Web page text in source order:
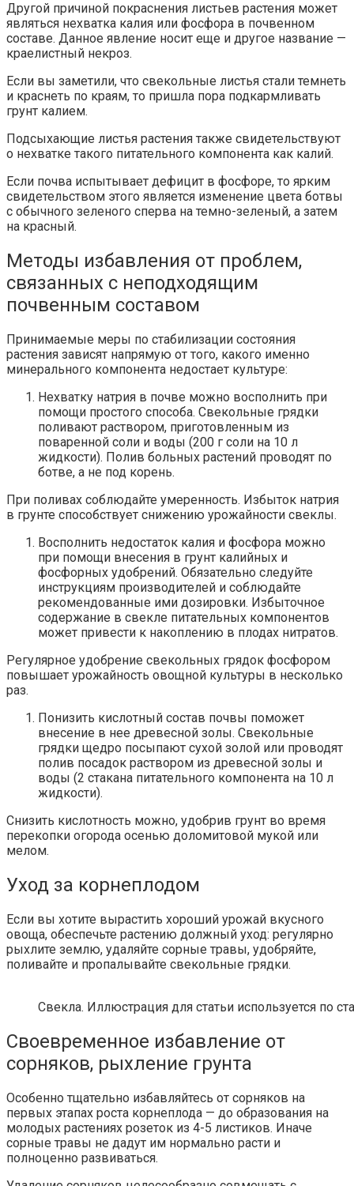
Другой причиной покраснения листьев растения может
являться нехватка калия или фосфора в почвенном
составе. Данное явление носит еще и другое название —
краелистный некроз.
Если вы заметили, что свекольные листья стали темнеть
и краснеть по краям, то пришла пора подкармливать
грунт калием.
Подсыхающие листья растения также свидетельствуют
о нехватке такого питательного компонента как калий.
Если почва испытывает дефицит в фосфоре, то ярким
свидетельством этого является изменение цвета ботвы
с обычного зеленого сперва на темно-зеленый, а затем
на красный.
Методы избавления от проблем,
связанных с неподходящим
почвенным составом
Принимаемые меры по стабилизации состояния
растения зависят напрямую от того, какого именно
минерального компонента недостает культуре:
Нехватку натрия в почве можно восполнить при
помощи простого способа. Свекольные грядки
поливают раствором, приготовленным из
поваренной соли и воды (200 г соли на 10 л
жидкости). Полив больных растений проводят по
ботве, а не под корень.
При поливах соблюдайте умеренность. Избыток натрия
в грунте способствует снижению урожайности свеклы.
Восполнить недостаток калия и фосфора можно
при помощи внесения в грунт калийных и
фосфорных удобрений. Обязательно следуйте
инструкциям производителей и соблюдайте
рекомендованные ими дозировки. Избыточное
содержание в свекле питательных компонентов
может привести к накоплению в плодах нитратов.
Регулярное удобрение свекольных грядок фосфором
повышает урожайность овощной культуры в несколько
раз.
Понизить кислотный состав почвы поможет
внесение в нее древесной золы. Свекольные
грядки щедро посыпают сухой золой или проводят
полив посадок раствором из древесной золы и
воды (2 стакана питательного компонента на 10 л
жидкости).
Снизить кислотность можно, удобрив грунт во время
перекопки огорода осенью доломитовой мукой или
мелом.
Уход за корнеплодом
Если вы хотите вырастить хороший урожай вкусного
овоща, обеспечьте растению должный уход: регулярно
рыхлите землю, удаляйте сорные травы, удобряйте,
поливайте и пропалывайте свекольные грядки.
Свекла. Иллюстрация для статьи используется по
Своевременное избавление от
сорняков, рыхление грунта
Особенно тщательно избавляйтесь от сорняков на
первых этапах роста корнеплода — до образования на
молодых растениях розеток из 4-5 листиков. Иначе
сорные травы не дадут им нормально расти и
полноценно развиваться.